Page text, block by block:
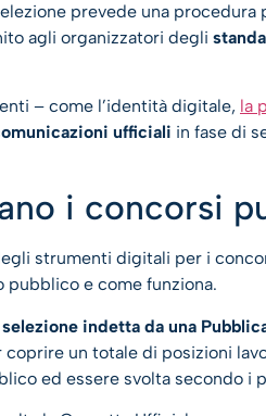
prevede una
agli organizzatori degli
– come l’identità digitale, la
ufficiali in fase di
i concorsi
strumenti digitali per i
pubblico e come funziona.
selezione indetta da una
un totale di posizioni
ed essere svolta secondo i